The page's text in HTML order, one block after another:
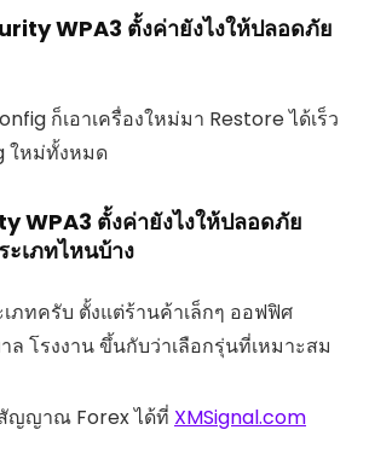
WPA3 ตั้งค่ายังไงให้ปลอดภัย
ก็เอาเครื่องใหม่มา Restore ได้เร็ว
ใหม่ทั้งหมด
WPA3 ตั้งค่ายังไงให้ปลอดภัย
ะเภทไหนบ้าง
ภทครับ ตั้งแต่ร้านค้าเล็กๆ ออฟฟิศ
ล โรงงาน ขึ้นกับว่าเลือกรุ่นที่เหมาะสม
ญญาณ Forex ได้ที่ XMSignal.com